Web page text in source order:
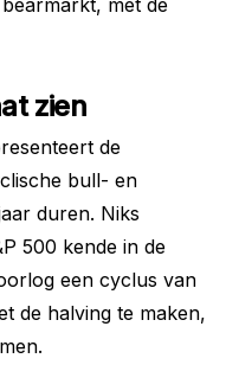
met de
zien
de
bull- en
duren. Niks
500 kende in de
een cyclus van
de halving te maken,